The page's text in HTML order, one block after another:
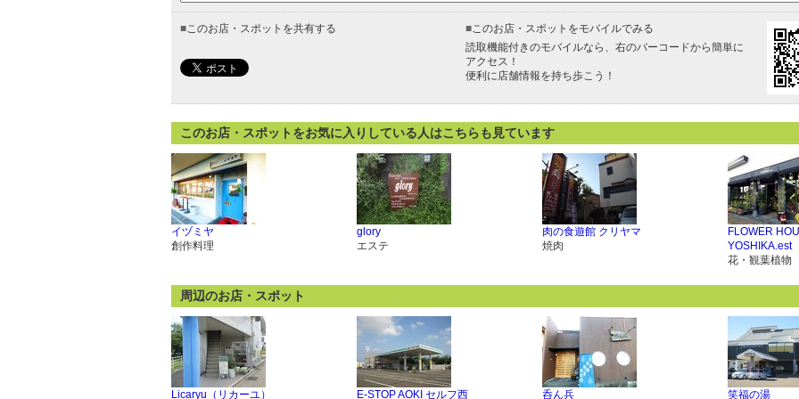
■このお店・スポットを共有する ■このお店・スポットをモバイルでみる
読取機能付きのモバイルなら、右のバーコードから簡単に
アクセス！
便利に店舗情報を持ち歩こう！
このお店・スポットをお気に入りしている人はこちらも見ています
イヅミヤ
創作料理
glory
エステ
肉の食遊館 クリヤマ
焼肉
FLOWER
YOSHIKA.est
花・観葉植物
周辺のお店・スポット
Licaryu（リカーユ） E-STOP AOKI セルフ西 呑ん兵 笑福の湯